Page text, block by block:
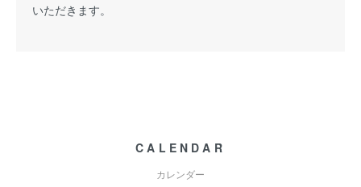
いただきます。
CALENDAR
カレンダー